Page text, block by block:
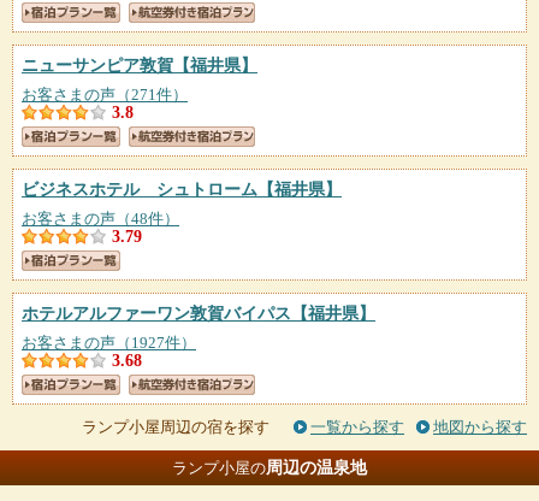
ニューサンピア敦賀 【福井県】
お客さまの声（271件）
3.8
ビジネスホテル シュトローム 【福井県】
お客さまの声（48件）
3.79
ホテルアルファーワン敦賀バイパス 【福井県】
お客さまの声（1927件）
3.68
ランプ小屋周辺の宿を探す 一覧から探す 地図から探す
ランプ小屋の周辺の温泉地